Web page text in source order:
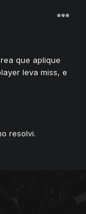
que aplique
leva miss, e
resolvi.